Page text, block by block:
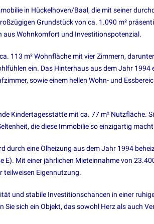
in Hückelhoven/Baal, die mit seiner
Grundstück von ca. 1.090 m²
aus Wohnkomfort und Investitionspotenzial.
113 m² Wohnfläche mit vier Zimmern,
ein. Das Hinterhaus aus dem Jahr 1994
sowie einem hellen Wohn- und
Kindertagesstätte mit ca. 77 m² Nutzfläche.
die diese Immobilie so einzigartig
durch eine Ölheizung aus dem Jahr 1994
E). Mit einer jährlichen Mieteinnahme von
teilweisen Eigennutzung.
und stabile Investitionschancen in einer
Sie sich ein Objekt, das sowohl Herz als auch